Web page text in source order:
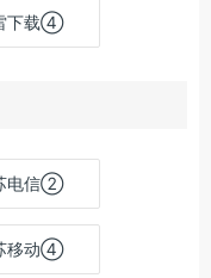
下载④
电信②
移动④